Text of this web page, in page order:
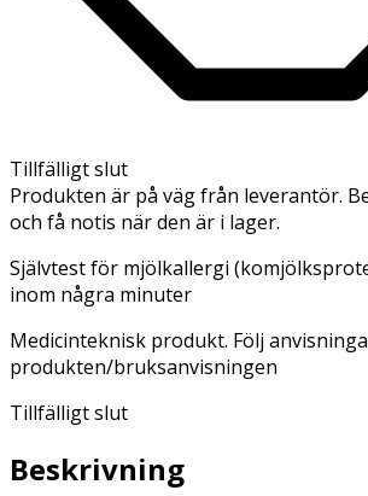
Tillfälligt slut
Produkten är på väg från leverantör.
och få notis när den är i lager.
Självtest för mjölkallergi
inom några minuter
Medicinteknisk produkt. Följ
produkten/bruksanvisningen
Tillfälligt slut
Beskrivning